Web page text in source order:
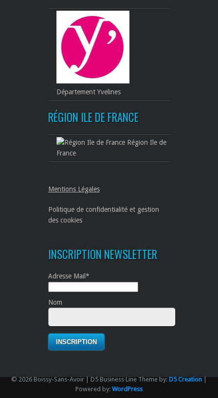
Département Yvelines
RÉGION ILE DE FRANCE
Région Ile de
France
Mentions Légales
Politique de confidentialité et gestion
des cookies
INSCRIPTION NEWSLETTER
Adresse Mail*
Nom
© 2026 Boissy-Sans-Avoir | D5 Business Line Theme by:D5 Creation|
Powered by: WordPress